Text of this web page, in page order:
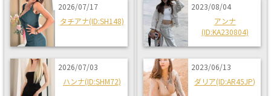
2026/07/17
タチアナ(ID:SH148)
2026/07/03
ハンナ(ID:SHM72)
2023/08/04
アンナ
(ID:KA230804)
2023/06/13
ダリア(ID:AR45JP)